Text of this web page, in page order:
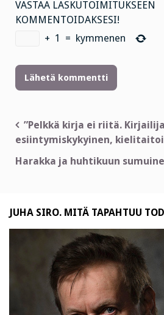
VASTAA LASKUTOIMITUKSEEN
KOMMENTOIDAKSESI!
+ 1 = kymmenen
Artikkelien
selaus
”Pelkkä kirja ei riitä.
esiintymiskykyinen,
Harakka ja huhtikuun
JUHA SIRO. MITÄ TAPAHTUU